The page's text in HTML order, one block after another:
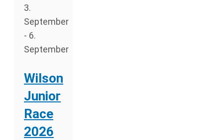
3.
September
- 6.
September
Wilson
Junior
Race
2026